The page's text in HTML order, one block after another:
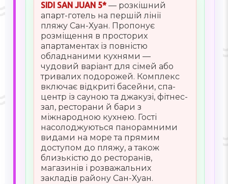
SIDI SAN JUAN 5* — розкішний
апарт-готель на першій лінії
пляжу Сан-Хуан. Пропонує
розміщення в просторих
апартаментах із повністю
обладнаними кухнями —
чудовий варіант для сімей або
тривалих подорожей. Комплекс
включає відкриті басейни, спа-
центр із сауною та джакузі, фітнес-
зал, ресторани й бари з
міжнародною кухнею. Гості
насолоджуються панорамними
видами на море та прямим
доступом до пляжу, а також
близькістю до ресторанів,
магазинів і розважальних
закладів району Сан-Хуан.